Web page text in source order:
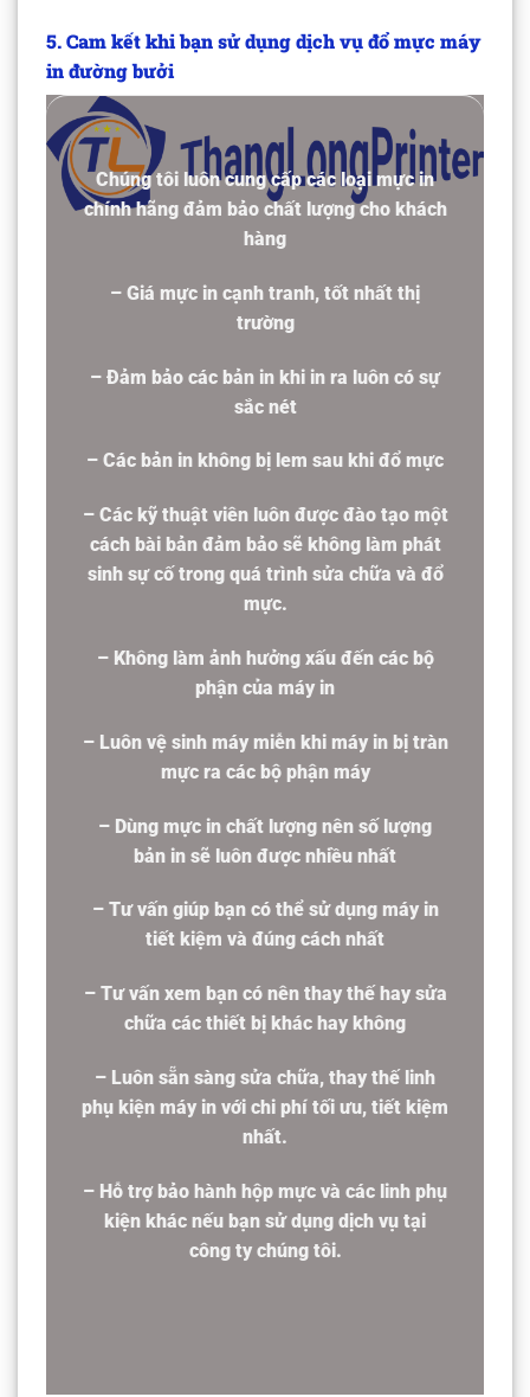
5. Cam kết khi bạn sử dụng dịch vụ đổ mực máy
in đường bưởi
Chúng tôi luôn cung cấp các loại mực in
chính hãng đảm bảo chất lượng cho khách
hàng
– Giá mực in cạnh tranh, tốt nhất thị
trường
– Đảm bảo các bản in khi in ra luôn có sự
sắc nét
– Các bản in không bị lem sau khi đổ mực
– Các kỹ thuật viên luôn được đào tạo một
cách bài bản đảm bảo sẽ không làm phát
sinh sự cố trong quá trình sửa chữa và đổ
mực.
– Không làm ảnh hưởng xấu đến các bộ
phận của máy in
– Luôn vệ sinh máy miễn khi máy in bị tràn
mực ra các bộ phận máy
– Dùng mực in chất lượng nên số lượng
bản in sẽ luôn được nhiều nhất
– Tư vấn giúp bạn có thể sử dụng máy in
tiết kiệm và đúng cách nhất
– Tư vấn xem bạn có nên thay thế hay sửa
chữa các thiết bị khác hay không
– Luôn sẵn sàng sửa chữa, thay thế linh
phụ kiện máy in với chi phí tối ưu, tiết kiệm
nhất.
– Hỗ trợ bảo hành hộp mực và các linh phụ
kiện khác nếu bạn sử dụng dịch vụ tại
công ty chúng tôi.